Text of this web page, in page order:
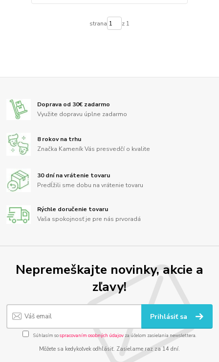
strana z 1
Doprava od 30€ zadarmo
Využite dopravu úplne zadarmo
8 rokov na trhu
Značka Kameník Vás presvedčí o kvalite
30 dní na vrátenie tovaru
Predĺžili sme dobu na vrátenie tovaru
Rýchle doručenie tovaru
Vaša spokojnosť je pre nás prvoradá
Nepremeškajte novinky, akcie a
zľavy!
Prihlásiť sa
Súhlasím sospracovaním osobných údajov za účelom zasielania newslettera.
Môžete sa kedykoľvek odhlásiť. Zasielame raz za 14 dní.